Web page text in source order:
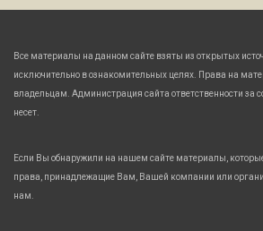
Все материалы на данном сайте взяты из открытых
исключительно в ознакомительных целях. Права на
владельцам. Администрация сайта ответственности за
несет.
Если Вы обнаружили на нашем сайте материалы,
права, принадлежащие Вам, Вашей компании или
нам.